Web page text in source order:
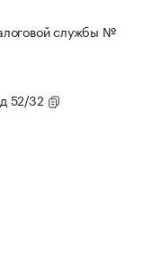
службы №
52/32